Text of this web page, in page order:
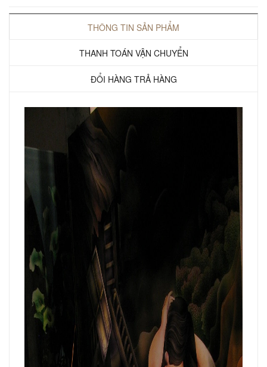
THÔNG TIN SẢN PHẨM
THANH TOÁN VẬN CHUYỂN
ĐỔI HÀNG TRẢ HÀNG